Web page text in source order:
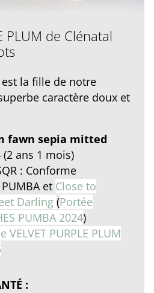
PLUM de Clénatal
la fille de notre
caractère doux et
fawn sepia mitted
ans 1 mois)
: Conforme
PUMBA et Close to
Darling (Portée
PUMBA 2024)
VELVET PURPLE PLUM
: